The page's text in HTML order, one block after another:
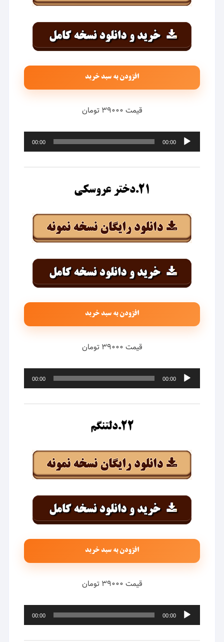
افزودن به سبد خرید
قیمت ۳۹۰۰۰ تومان
پخش‌کننده
صوت
00:00
00:00
۲۱.دختر عروسکی
افزودن به سبد خرید
قیمت ۳۹۰۰۰ تومان
پخش‌کننده
صوت
00:00
00:00
۲۲.دلتنگم
افزودن به سبد خرید
قیمت ۳۹۰۰۰ تومان
پخش‌کننده
صوت
00:00
00:00